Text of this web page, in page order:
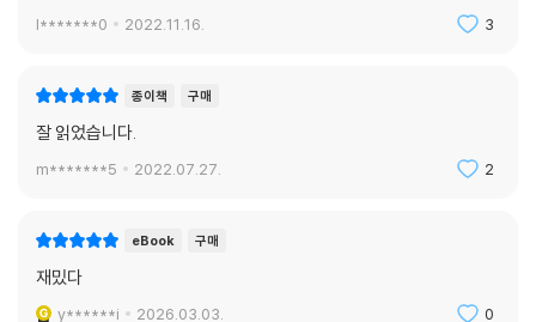
l*******0 2022.11.16. 3
종이책 구매
잘 읽었습니다.
m*******5 2022.07.27. 2
eBook 구매
재밌다
y******i 2026.03.03. 0